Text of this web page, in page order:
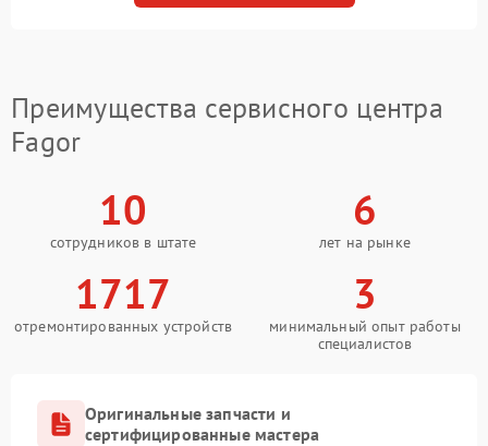
Преимущества сервисного центра
Fagor
10
сотрудников в штате
6
лет на рынке
1717
отремонтированных устройств
3
минимальный опыт работы
специалистов
Оригинальные запчасти и
сертифицированные мастера